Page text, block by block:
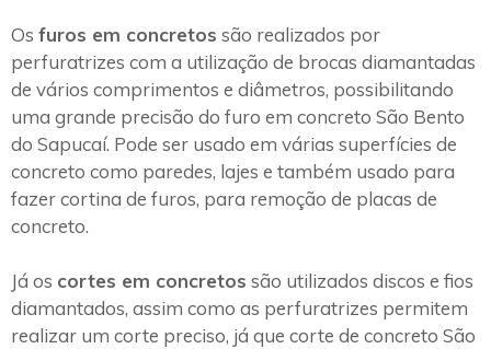
Os furos em concretos são realizados por
perfuratrizes com a utilização de brocas diamantadas
de vários comprimentos e diâmetros, possibilitando
uma grande precisão do furo em concreto São Bento
do Sapucaí. Pode ser usado em várias superfícies de
concreto como paredes, lajes e também usado para
fazer cortina de furos, para remoção de placas de
concreto.
Já os cortes em concretos são utilizados discos e fios
diamantados, assim como as perfuratrizes permitem
realizar um corte preciso, já que corte de concreto São